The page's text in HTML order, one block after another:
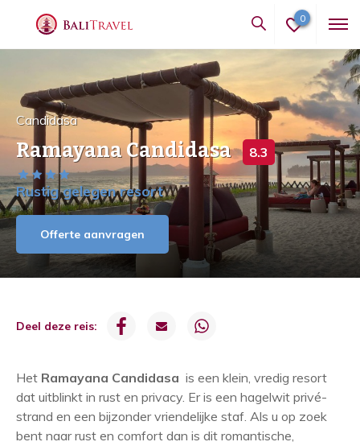
0
Candidasa
Ramayana Candidasa 8.3
Rustig gelegen resort
Offerte aanvragen
Deel deze reis:
Het Ramayana Candidasa is een klein, vredig resort
dat uitblinkt in rust en privacy. Er is een hagelwit privé-
strand en een bijzonder vriendelijke staf. Als u op zoek
bent naar rust en comfort dan is dit romantische,